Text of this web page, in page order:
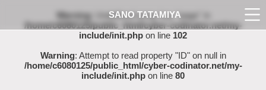
Warning: Undefined array key "page" in
/home/c6080125/public_html/cyber-codinator.net/my-
include/init.php on line 102
Warning: Attempt to read property "ID" on null in
/home/c6080125/public_html/cyber-codinator.net/my-
include/init.php on line 80
SANO TATAMIYA